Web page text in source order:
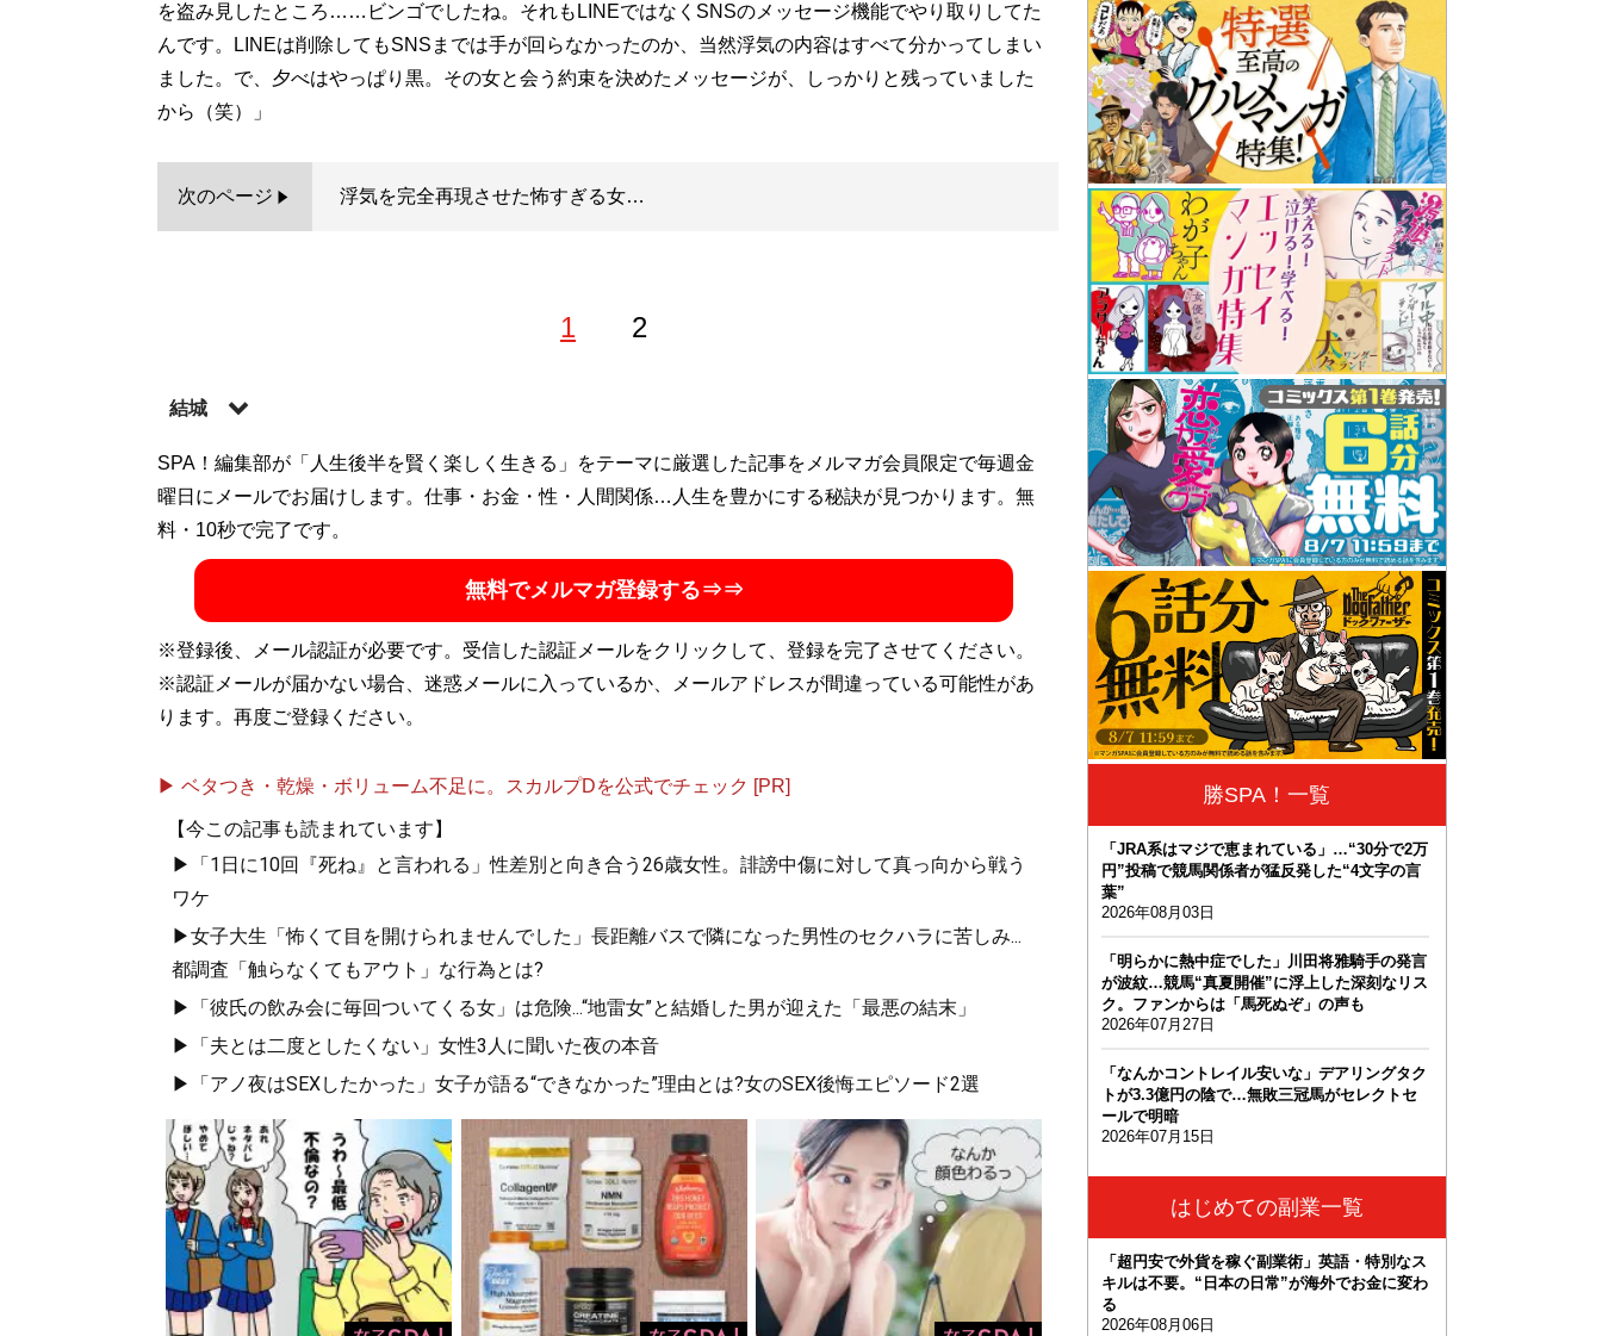
を盗み見したところ……ビンゴでしたね。それもLINEではなくSNSのメッセージ機能でやり取りしてた
んです。LINEは削除してもSNSまでは手が回らなかったのか、当然浮気の内容はすべて分かってしまい
ました。で、夕べはやっぱり黒。その女と会う約束を決めたメッセージが、しっかりと残っていました
から（笑）」
次のページ 浮気を完全再現させた怖すぎる女…
1 2
結城
記事一覧へ
SPA！編集部が「人生後半を賢く楽しく生きる」をテーマに厳選した記事をメルマガ会員限定で毎週金
曜日にメールでお届けします。仕事・お金・性・人間関係…人生を豊かにする秘訣が見つかります。無
料・10秒で完了です。
無料でメルマガ登録する⇒⇒
※登録後、メール認証が必要です。受信した認証メールをクリックして、登録を完了させてください。
※認証メールが届かない場合、迷惑メールに入っているか、メールアドレスが間違っている可能性があ
ります。再度ご登録ください。
▶ ベタつき・乾燥・ボリューム不足に。スカルプDを公式でチェック [PR]
【今この記事も読まれています】
▶「1日に10回『死ね』と言われる」性差別と向き合う26歳女性。誹謗中傷に対して真っ向から戦う
ワケ
▶女子大生「怖くて目を開けられませんでした」長距離バスで隣になった男性のセクハラに苦しみ...
都調査「触らなくてもアウト」な行為とは?
▶「彼氏の飲み会に毎回ついてくる女」は危険...“地雷女”と結婚した男が迎えた「最悪の結末」
▶「夫とは二度としたくない」女性3人に聞いた夜の本音
▶「アノ夜はSEXしたかった」女子が語る“できなかった”理由とは?女のSEX後悔エピソード2選
勝SPA！一覧
「JRA系はマジで恵まれている」…“30分で2万
円”投稿で競馬関係者が猛反発した“4文字の言
葉”
2026年08月03日
「明らかに熱中症でした」川田将雅騎手の発言
が波紋…競馬“真夏開催”に浮上した深刻なリス
ク。ファンからは「馬死ぬぞ」の声も
2026年07月27日
「なんかコントレイル安いな」デアリングタク
トが3.3億円の陰で…無敗三冠馬がセレクトセ
ールで明暗
2026年07月15日
はじめての副業一覧
「超円安で外貨を稼ぐ副業術」英語・特別なス
キルは不要。“日本の日常”が海外でお金に変わ
る
2026年08月06日